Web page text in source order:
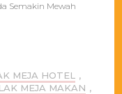
Semakin Mewah
MEJA HOTEL
,
MEJA MAKAN ,